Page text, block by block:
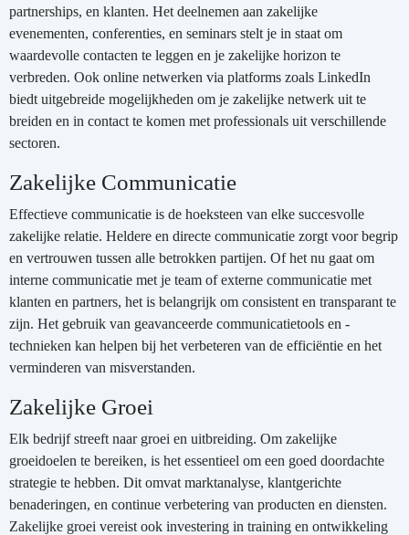
partnerships, en klanten. Het deelnemen aan zakelijke
evenementen, conferenties, en seminars stelt je in staat om
waardevolle contacten te leggen en je zakelijke horizon te
verbreden. Ook online netwerken via platforms zoals LinkedIn
biedt uitgebreide mogelijkheden om je zakelijke netwerk uit te
breiden en in contact te komen met professionals uit verschillende
sectoren.
Zakelijke Communicatie
Effectieve communicatie is de hoeksteen van elke succesvolle
zakelijke relatie. Heldere en directe communicatie zorgt voor begrip
en vertrouwen tussen alle betrokken partijen. Of het nu gaat om
interne communicatie met je team of externe communicatie met
klanten en partners, het is belangrijk om consistent en transparant te
zijn. Het gebruik van geavanceerde communicatietools en -
technieken kan helpen bij het verbeteren van de efficiëntie en het
verminderen van misverstanden.
Zakelijke Groei
Elk bedrijf streeft naar groei en uitbreiding. Om zakelijke
groeidoelen te bereiken, is het essentieel om een goed doordachte
strategie te hebben. Dit omvat marktanalyse, klantgerichte
benaderingen, en continue verbetering van producten en diensten.
Zakelijke groei vereist ook investering in training en ontwikkeling